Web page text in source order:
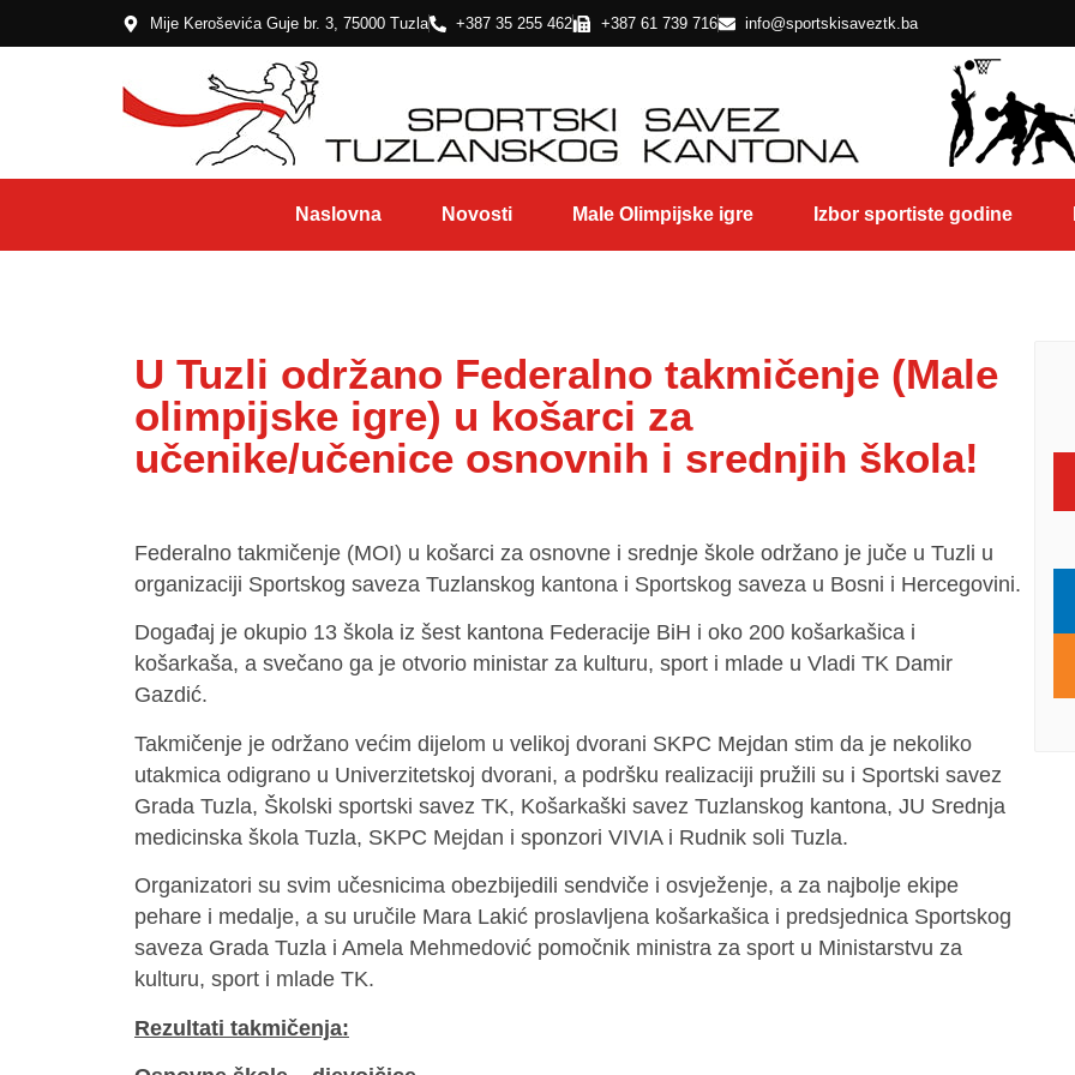
Mije Keroševića Guje br. 3, 75000 Tuzla +387 35 255 462 +387 61 739 716 info@sportskisaveztk.ba
Naslovna Novosti Male Olimpijske igre Izbor sportiste godine
U Tuzli održano Federalno takmičenje (Male
olimpijske igre) u košarci za
učenike/učenice osnovnih i srednjih škola!
Federalno takmičenje (MOI) u košarci za osnovne i srednje škole održano je juče u Tuzli u
organizaciji Sportskog saveza Tuzlanskog kantona i Sportskog saveza u Bosni i Hercegovini.
Događaj je okupio 13 škola iz šest kantona Federacije BiH i oko 200 košarkašica i
košarkaša, a svečano ga je otvorio ministar za kulturu, sport i mlade u Vladi TK Damir
Gazdić.
Takmičenje je održano većim dijelom u velikoj dvorani SKPC Mejdan stim da je nekoliko
utakmica odigrano u Univerzitetskoj dvorani, a podršku realizaciji pružili su i Sportski savez
Grada Tuzla, Školski sportski savez TK, Košarkaški savez Tuzlanskog kantona, JU Srednja
medicinska škola Tuzla, SKPC Mejdan i sponzori VIVIA i Rudnik soli Tuzla.
Organizatori su svim učesnicima obezbijedili sendviče i osvježenje, a za najbolje ekipe
pehare i medalje, a su uručile Mara Lakić proslavljena košarkašica i predsjednica Sportskog
saveza Grada Tuzla i Amela Mehmedović pomočnik ministra za sport u Ministarstvu za
kulturu, sport i mlade TK.
Rezultati takmičenja: